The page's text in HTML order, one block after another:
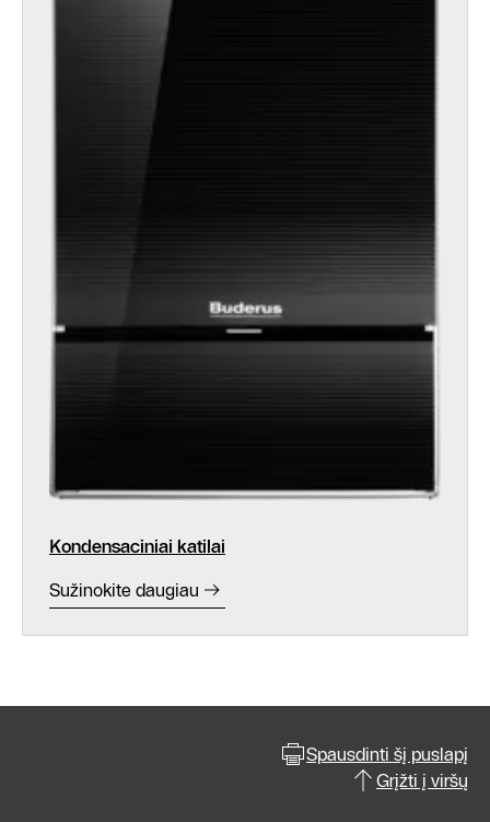
Kondensaciniai katilai
Sužinokite daugiau
Spausdinti šį puslapį
Grįžti į viršų